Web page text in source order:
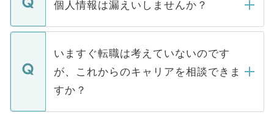
■応募殺到を避けるため 人気のある医療機
関を公にしてしまうと、応募が殺到する場
に、医療機関が求める条件に合った人材の
みを人材紹介会社に依頼するケースが増え
ています。
定を承諾する必要はありません。内定先へ
の辞退の連絡はキャリアパートナーが行い
個人情報は漏えいしませんか？
個人情報が漏えいすることはありませんの
で、ご安心ください。当サイトからの登録
などで収集したご登録者様の個人情報は、
ご本人のキャリアアップおよび転職活動の
支援を目的に使用いたします。お預かりし
ているすべての個人データはご本人の許可
いますぐ転職は考えていないのです
が、これからのキャリアを相談できま
すか？